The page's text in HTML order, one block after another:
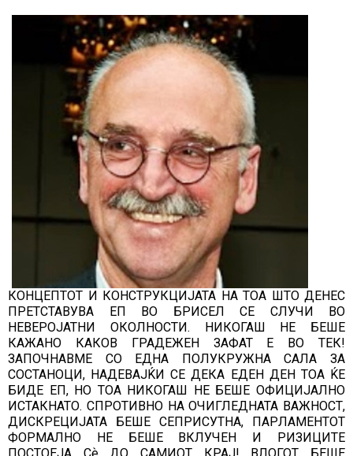
КОНЦЕПТОТ И КОНСТРУКЦИЈАТА НА ТОА ШТО ДЕНЕС
ПРЕТСТАВУВА ЕП ВО БРИСЕЛ СЕ СЛУЧИ ВО
НЕВЕРОЈАТНИ ОКОЛНОСТИ. НИКОГАШ НЕ БЕШЕ
КАЖАНО КАКОВ ГРАДЕЖЕН ЗАФАТ Е ВО ТЕК!
ЗАПОЧНАВМЕ СО ЕДНА ПОЛУКРУЖНА САЛА ЗА
СОСТАНОЦИ, НАДЕВАЈЌИ СЕ ДЕКА ЕДЕН ДЕН ТОА ЌЕ
БИДЕ ЕП, НО ТОА НИКОГАШ НЕ БЕШЕ ОФИЦИЈАЛНО
ИСТАКНАТО. СПРОТИВНО НА ОЧИГЛЕДНАТА ВАЖНОСТ,
ДИСКРЕЦИЈАТА БЕШЕ СЕПРИСУТНА, ПАРЛАМЕНТОТ
ФОРМАЛНО НЕ БЕШЕ ВКЛУЧЕН И РИЗИЦИТЕ